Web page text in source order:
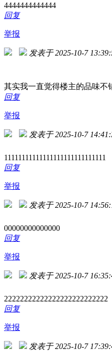
4444444444444
回复
举报
发表于 2025-10-7
其实我一直觉得楼主的品味不
回复
举报
发表于 2025-10-7
11111111111111111111111111111
回复
举报
发表于 2025-10-7
00000000000000
回复
举报
发表于 2025-10-7
22222222222222222222222222
回复
举报
发表于 2025-10-7